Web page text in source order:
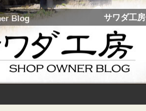
サワダ工房
Blog